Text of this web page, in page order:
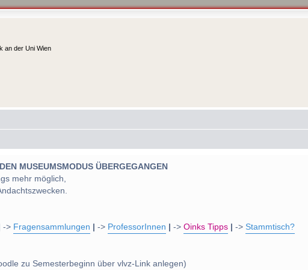
an der Uni Wien
MUSEUMSMODUS ÜBERGEGANGEN
mehr möglich,
-> Fragensammlungen -> ProfessorInnen -> Oinks Tipps -> Stammtisch?
zu Semesterbeginn über vlvz-Link anlegen)